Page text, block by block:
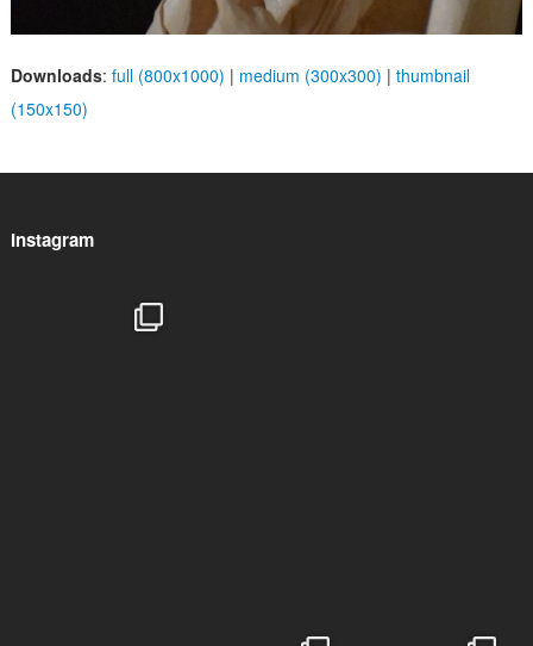
Downloads: full (800x1000) | medium (300x300) | thumbnail
(150x150)
Instagram